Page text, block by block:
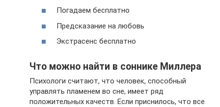
Погадаем бесплатно
Предсказание на любовь
Экстрасенс бесплатно
Что можно найти в соннике Миллера
Психологи считают, что человек, способный
управлять пламенем во сне, имеет ряд
положительных качеств. Если приснилось, что все